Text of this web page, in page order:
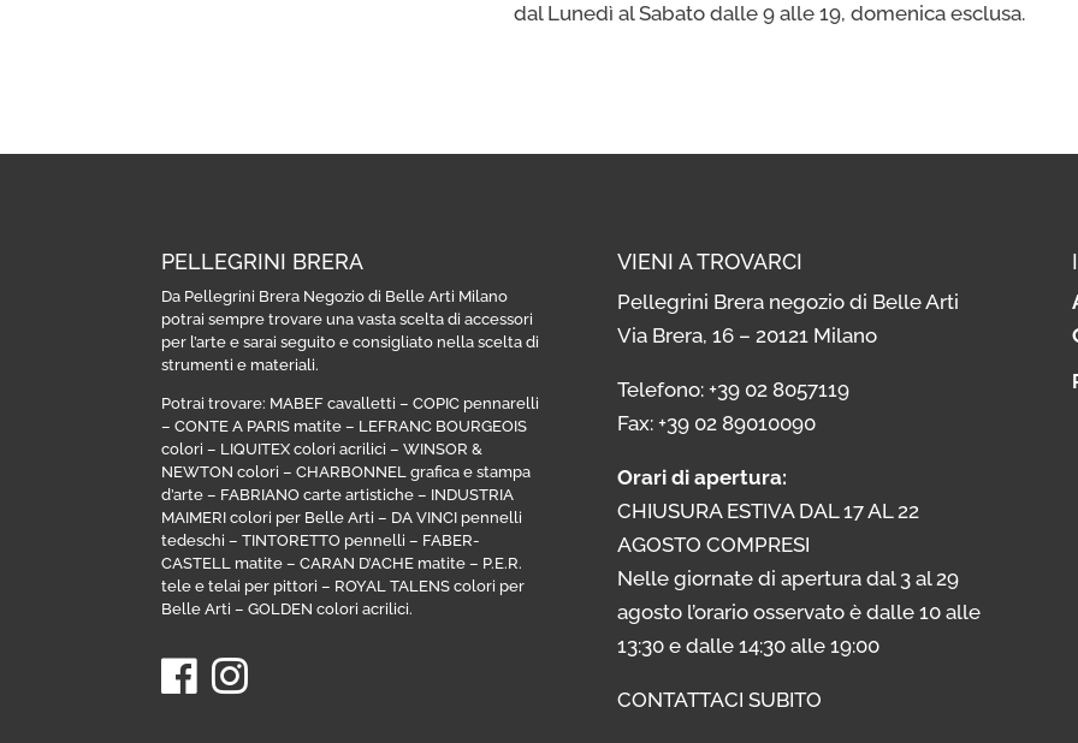
quantità
dal Lunedì al Sabato dalle 9 alle 19, domenica esclusa.
PELLEGRINI BRERA
Da Pellegrini Brera Negozio di Belle Arti Milano
potrai sempre trovare una vasta scelta di accessori
per l’arte e sarai seguito e consigliato nella scelta di
strumenti e materiali.
Potrai trovare: MABEF cavalletti –COPIC pennarelli
–CONTE A PARIS matite – LEFRANC BOURGEOIS
colori – LIQUITEX colori acrilici –WINSOR &
NEWTON colori –CHARBONNEL grafica e stampa
d’arte – FABRIANO carte artistiche – INDUSTRIA
MAIMERI colori per Belle Arti – DA VINCI pennelli
tedeschi –TINTORETTO pennelli – FABER-
CASTELL matite –CARAN D’ACHE matite – P.E.R.
tele e telai per pittori – ROYAL TALENS colori per
Belle Arti –GOLDEN colori acrilici.
VIENI A TROVARCI
Pellegrini Brera negozio di Belle Arti
Via Brera, 16 – 20121 Milano
Telefono: +39 02 8057119
Fax: +39 02 89010090
Orari di apertura:
CHIUSURA ESTIVA DAL 17 AL 22
AGOSTO COMPRESI
Nelle giornate di apertura dal 3 al 29
agosto l’orario osservato è dalle 10 alle
13:30 e dalle 14:30 alle 19:00
CONTATTACI SUBITO